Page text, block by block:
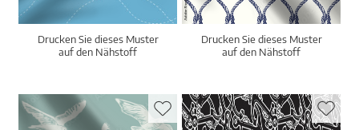
Drucken Sie dieses Muster
auf den Nähstoff
Drucken Sie dieses Muster
auf den Nähstoff